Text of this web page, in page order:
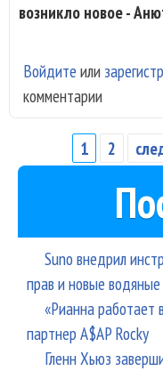
возникло новое -
Войдите или
комментарии
Страницы
1 2
Suno внедрил
прав и новые
«Рианна работает
партнер A$AP Rocky
Гленн Хьюз